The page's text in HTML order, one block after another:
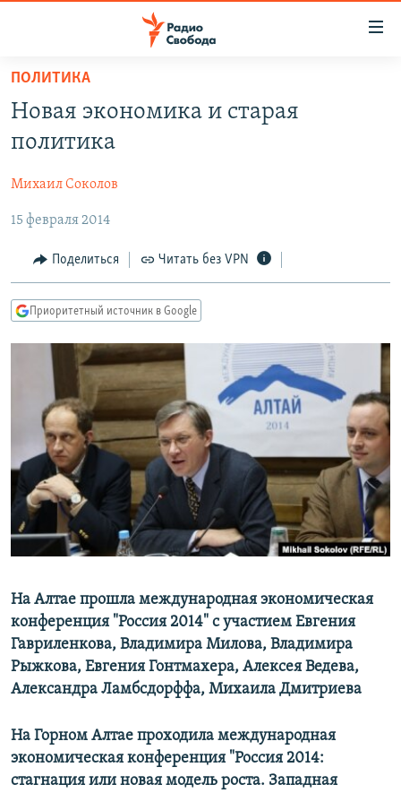
упрощенного
доступа
основному
Вернутся
главной
навигации
Вернутся
ЦИТАТЫ СВОБОДЫ
МНЕНИЯ
КУЛЬТУРА
IDEL.РЕАЛИИ
КАВКАЗ.РЕАЛИИ
СЕВЕР.РЕАЛИИ
СИБИРЬ.РЕАЛИИ
РАСПИСАНИЕ ВЕЩАНИЯ
ПОДПИШИТЕСЬ НА РАССЫЛКУ
СОЦИАЛЬНЫЕ СЕТИ
Все сайты РСЕ/РС
ПОЛИТИКА
Новая экономика и старая
политика
Михаил Соколов
15 февраля 2014
Поделиться Читать без VPN
Приоритетный источник в Google
На Алтае прошла международная экономическая
конференция "Россия 2014" с участием Евгения
Гавриленкова, Владимира Милова, Владимира
Рыжкова, Евгения Гонтмахера, Алексея Ведева,
Александра Ламбсдорффа, Михаила Дмитриева
На Горном Алтае проходила международная
экономическая конференция "Россия 2014:
стагнация или новая модель роста. Западная